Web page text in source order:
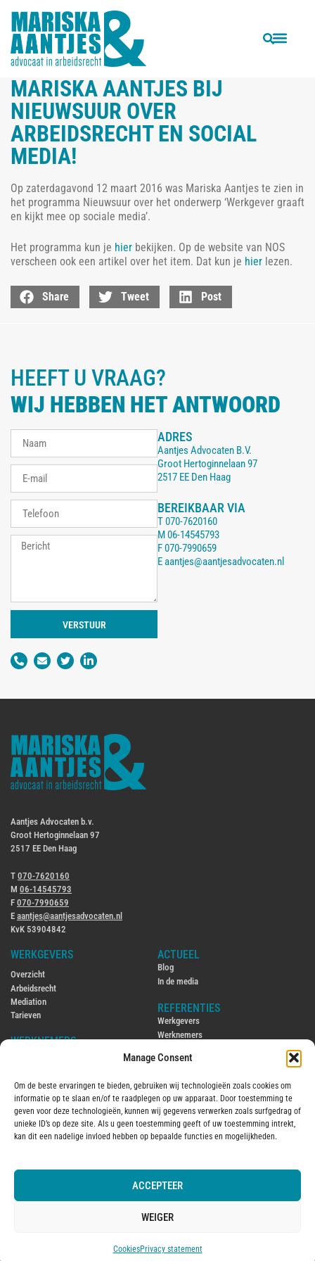
Manage Consent
Om de beste ervaringen te bieden, gebruiken wij technologieën zoals cookies om
informatie op te slaan en/of te raadplegen op uw apparaat. Door toestemming te
geven voor deze technologieën, kunnen wij gegevens verwerken zoals surfgedrag of
unieke ID’s op deze site. Als u geen toestemming geeft of uw toestemming intrekt,
kan dit een nadelige invloed hebben op bepaalde functies en mogelijkheden.
ACCEPTEER
WEIGER
CookiesPrivacy statement
VORIGE VOLGENDE
MARISKA AANTJES BIJ
NIEUWSUUR OVER
ARBEIDSRECHT EN SOCIAL
MEDIA!
Op zaterdagavond 12 maart 2016 was Mariska Aantjes te zien in
het programma Nieuwsuur over het onderwerp ‘Werkgever graaft
en kijkt mee op sociale media’.
Het programma kun je hier bekijken. Op de website van NOS
verscheen ook een artikel over het item. Dat kun je hier lezen.
Share Tweet Post
HEEFT U VRAAG?
WIJ HEBBEN HET ANTWOORD
VERSTUUR
ADRES
Aantjes Advocaten B.V.
Groot Hertoginnelaan 97
2517 EE Den Haag
BEREIKBAAR VIA
T070-7620160
M06-14545793
F070-7990659
Eaantjes@aantjesadvocaten.nl
Aantjes Advocaten b.v.
Groot Hertoginnelaan 97
2517 EE Den Haag
T 070-7620160
M 06-14545793
F 070-7990659
E aantjes@aantjesadvocaten.nl
KvK 53904842
WERKGEVERS
Overzicht
Arbeidsrecht
Mediation
Tarieven
WERKNEMERS
Ambtenarenrecht
Mediation
Tarieven
OVER MIJ
ACTUEEL
Blog
In de media
REFERENTIES
Werkgevers
Werknemers
CONTACT
ENGLISH
Hiring and firing employees in the
Netherlands
Employment law in the Netherlands
Vervanging Kantoorklachtenregeling
Cookies